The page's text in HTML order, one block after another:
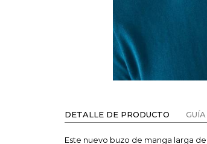
DETALLE DE PRODUCTO
Este nuevo buzo de manga larga